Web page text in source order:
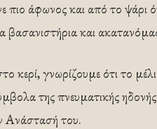
πιο άφωνος και από το ψάρι
βασανιστήρια και
γνωρίζουμε ότι το μέλι
της πνευματικής
Ανάστασή του.